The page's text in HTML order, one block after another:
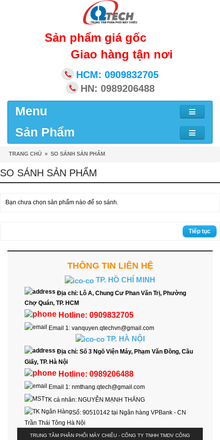
Sản phẩm giá gốc
Giao hàng tận nơi
HCM: 0909832705
HN: 0989206488
Menu
Sản Phẩm
TRANG CHỦ » SO SÁNH SẢN PHẨM
SO SÁNH SẢN PHẨM
Bạn chưa chọn sản phẩm nào để so sánh.
Tiếp tục
THÔNG TIN LIÊN HỆ
TP. HỒ CHÍ MINH
Địa chỉ: Lô A, Chung Cư Phan Văn Trị, Phường
Chợ Quán, TP. HCM
Hotline: 0909832705
Email 1: vanquyen.qtechvn@gmail.com
TP. HÀ NỘI
Địa chỉ: Số 3 Ngõ Viện Máy, Phạm Văn Đồng, Cầu
Giấy, TP. Hà Nội
Hotline: 0989206488
Email 1: nmthang.qtech@gmail.com
TK cá nhân: NGUYỄN MẠNH THẮNG
Số: 90510142 tại Ngân hàng VPBank - CN
Trần Thái Tông Hà Nội
TRUNG TÂM PHÂN PHỐI MÁY CHIẾU - CÔNG TY TNHH TMDV CÔNG